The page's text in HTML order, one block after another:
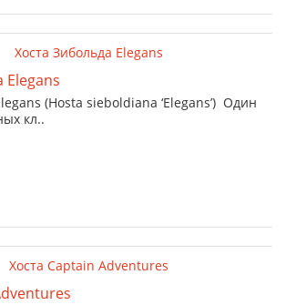
Elegans
(Hosta sieboldiana ‘Elegans’) Один
кл..